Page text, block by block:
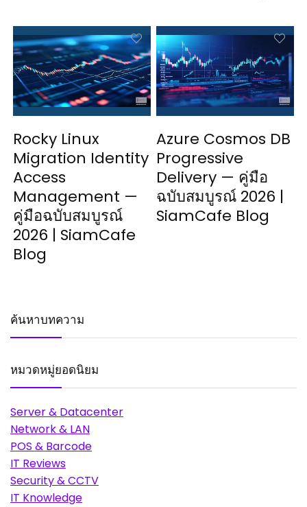
Rocky Linux
Migration Identity
Access
Management —
คู่มือฉบับสมบูรณ์
2026 | SiamCafe
Blog
Azure Cosmos DB
Progressive
Delivery — คู่มือ
ฉบับสมบูรณ์ 2026 |
SiamCafe Blog
ค้นหาบทความ
หมวดหมู่ยอดนิยม
Server & Datacenter
Network & LAN
POS & Barcode
IT Reviews
Security & CCTV
IT Knowledge